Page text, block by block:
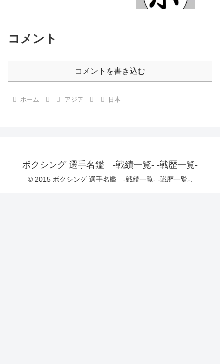
コメント
コメントを書き込む
ホーム アジア 日本
ボクシング 選手名鑑 -戦績一覧- -戦歴一覧-
© 2015 ボクシング 選手名鑑 -戦績一覧- -戦歴一覧-.